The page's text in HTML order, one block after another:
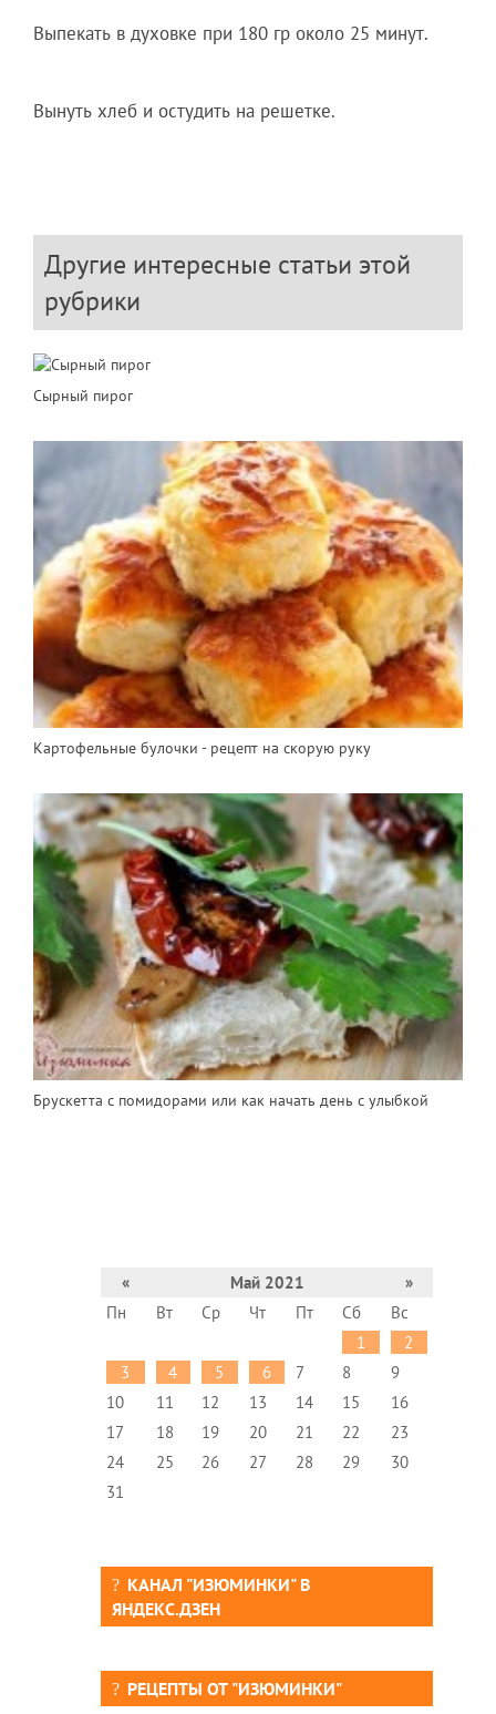
Выпекать в духовке при 180 гр около 25 минут.
Вынуть хлеб и остудить на решетке.
Другие интересные статьи этой
рубрики
Сырный пирог
Картофельные булочки - рецепт на скорую руку
Брускетта с помидорами или как начать день с улыбкой
« Май 2021
»
Пн
Вт Ср Чт Пт Сб
Вс
1
2
3
4 5 6 7 8
9
10
11 12 13 14 15
16
17
18 19 20 21 22
23
24
25 26 27 28 29
30
31
КАНАЛ "ИЗЮМИНКИ" В
ЯНДЕКС.ДЗЕН
РЕЦЕПТЫ ОТ "ИЗЮМИНКИ"